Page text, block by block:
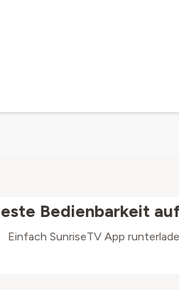
Bedienbarkeit
Einfach SunriseTV App